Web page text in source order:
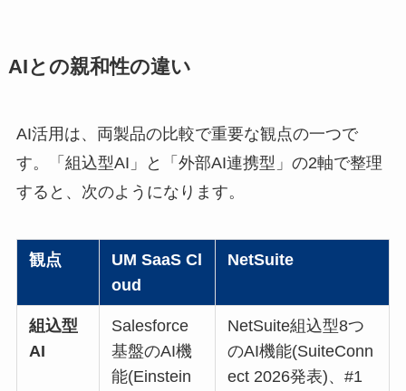
AIとの親和性の違い
AI活用は、両製品の比較で重要な観点の一つで
す。「組込型AI」と「外部AI連携型」の2軸で整理
すると、次のようになります。
観点
UM SaaS Cl
oud
NetSuite
組込型
AI
Salesforce
基盤のAI機
能(Einstein
NetSuite組込型8つ
のAI機能(SuiteConn
ect 2026発表)、#1